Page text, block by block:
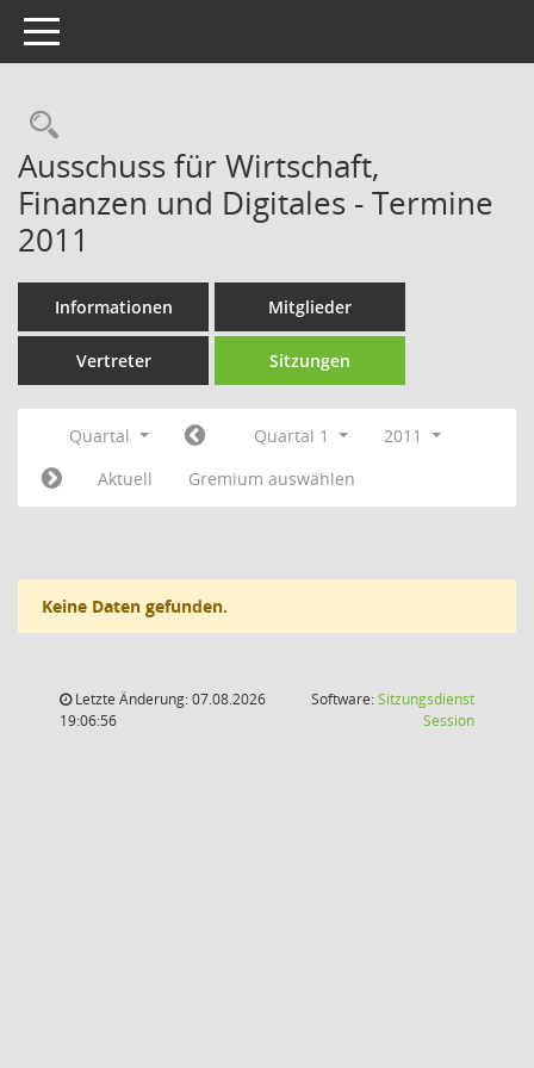
Toggle navigation
Rechercheauswahl
Ausschuss für Wirtschaft,
Finanzen und Digitales - Termine
2011
Informationen Mitglieder
Vertreter Sitzungen
Quartal Quartal 1
2011
Aktuell
Gremium auswählen
Keine Daten gefunden.
Letzte Änderung: 07.08.2026
19:06:56
Software:Sitzungsdienst
Session(Wird in